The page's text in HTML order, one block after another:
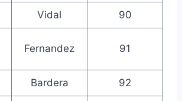
Vidal 90
Fernandez 91
Bardera 92